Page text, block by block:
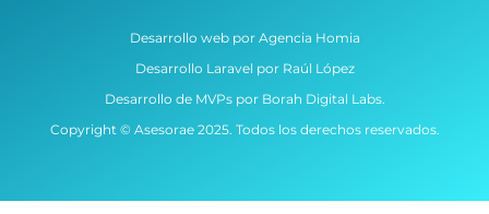
Desarrollo web por Agencia Homia
Desarrollo Laravel por Raúl López
Desarrollo de MVPs por Borah Digital Labs.
Copyright © Asesorae 2025. Todos los derechos reservados.